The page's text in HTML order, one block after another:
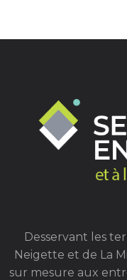
Desservant les
Neigette et de La
sur mesure aux